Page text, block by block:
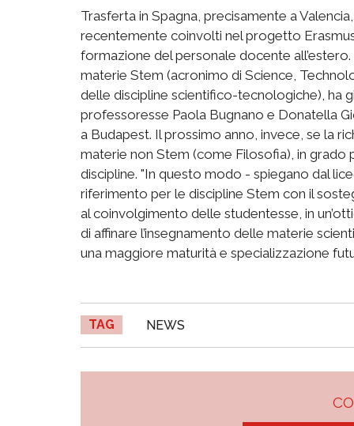
Trasferta in Spagna, precisamente a
recentemente coinvolti nel progetto
formazione del personale docente
materie Stem (acronimo di Science,
delle discipline scientifico-tecnologiche), ha
professoresse Paola Bugnano e Donatella
a Budapest. Il prossimo anno, invece, se la
materie non Stem (come Filosofia), in grado
discipline. "In questo modo - spiegano dal
riferimento per le discipline Stem con il
al coinvolgimento delle studentesse, in
di affinare l’insegnamento delle materie
una maggiore maturità e specializzazione
TAG NEWS